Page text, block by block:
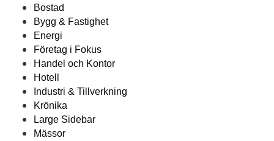
Bostad
Bygg & Fastighet
Energi
Företag i Fokus
Handel och Kontor
Hotell
Industri & Tillverkning
Krönika
Large Sidebar
Mässor